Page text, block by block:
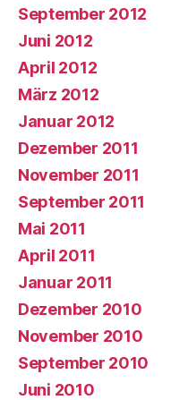
September 2012
Juni 2012
April 2012
März 2012
Januar 2012
Dezember 2011
November 2011
September 2011
Mai 2011
April 2011
Januar 2011
Dezember 2010
November 2010
September 2010
Juni 2010